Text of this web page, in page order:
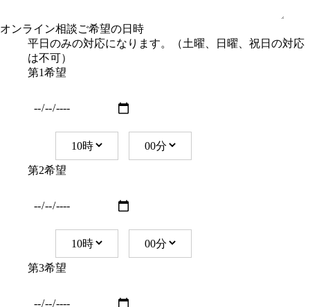
オンライン相談ご希望の日時
平日のみの対応になります。（土曜、日曜、祝日の対応
は不可）
第1希望
第2希望
第3希望